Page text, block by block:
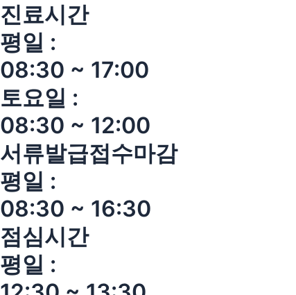
진료시간
평일 :
08:30 ~ 17:00
토요일 :
08:30 ~ 12:00
서류발급접수마감
평일 :
08:30 ~ 16:30
점심시간
평일 :